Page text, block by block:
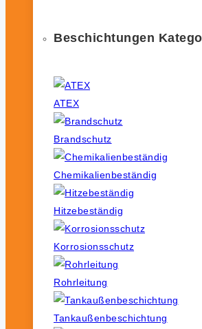
Beschichtungen
ATEX
Brandschutz
Chemikalienbeständig
Hitzebeständig
Korrosionsschutz
Rohrleitung
Tankaußenbeschichtung